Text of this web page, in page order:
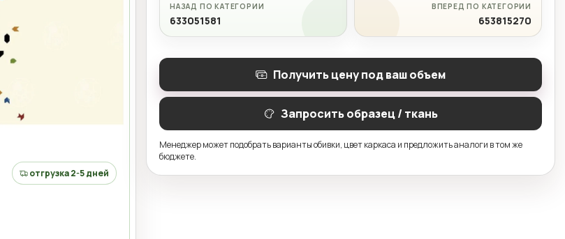
отгрузка 2-5 дней
НАЗАД ПО КАТЕГОРИИ
633051581
ВПЕРЕД ПО КАТЕГОРИИ
653815270
Получить цену под ваш объем
Запросить образец / ткань
Менеджер может подобрать варианты обивки, цвет каркаса и предложить аналоги в том же
бюджете.